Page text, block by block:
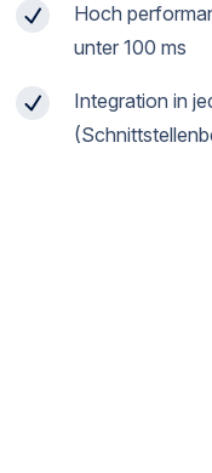
Hoch
unter 100 ms
Integration in